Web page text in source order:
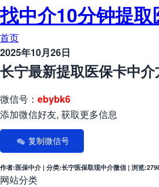
找中介10分钟提取
首页
2025年10月26日
长宁最新提取医保卡中
微信号： ebybk6
添加微信好友, 获取更多信息
复制微信号
作者:医保中介 | 分类:长宁医保取现中介微信 | 浏览
网站分类